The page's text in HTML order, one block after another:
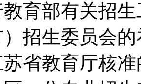
育部有关招
）招生委员会
省教育厅核